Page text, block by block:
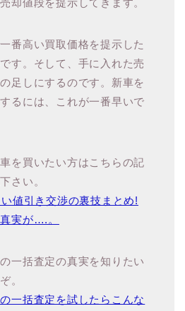
却値段を提示してきます。
番高い買取価格を提示した
す。そして、手に入れた売
足しにするのです。新車を
るには、これが一番早いで
を買いたい方はこちらの記
さい。
値引き交渉の裏技まとめ!
実が….。
一括査定の真実を知りたい
。
一括査定を試したらこんな